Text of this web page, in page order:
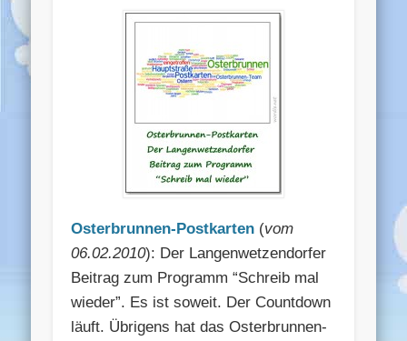
Osterbrunnen-Postkarten (vom
06.02.2010): Der Langenwetzendorfer
Beitrag zum Programm “Schreib mal
wieder”. Es ist soweit. Der Countdown
läuft. Übrigens hat das Osterbrunnen-